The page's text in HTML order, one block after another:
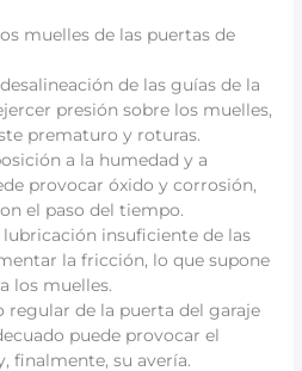
muelles de las puertas de
de las guías de la
presión sobre los muelles,
prematuro y roturas.
a la humedad y a
provocar óxido y corrosión,
el paso del tiempo.
insuficiente de las
la fricción, lo que supone
los muelles.
regular de la puerta del garaje
puede provocar el
finalmente, su avería.